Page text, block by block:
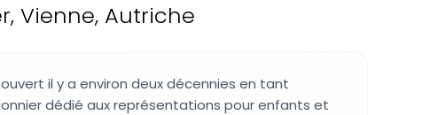
Vienne, Autriche
il y a environ deux décennies en tant
dédié aux représentations pour enfants et